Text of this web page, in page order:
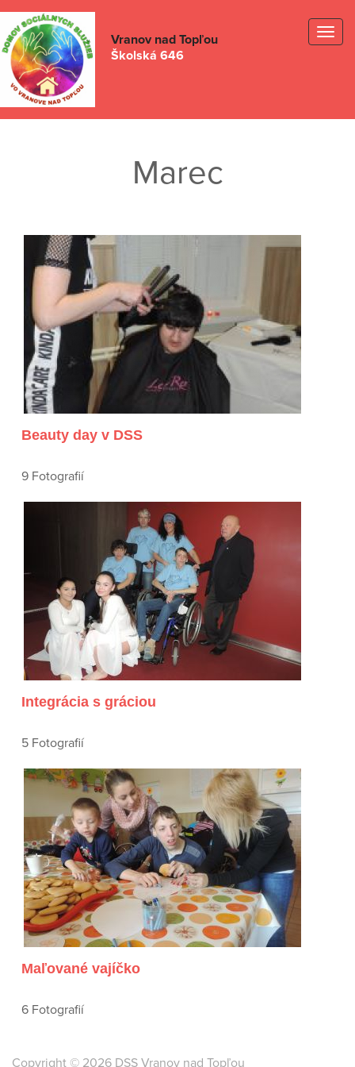
Vranov nad Topľou
Školská 646
Marec
Beauty day v DSS
9 Fotografií
Integrácia s gráciou
5 Fotografií
Maľované vajíčko
6 Fotografií
Copyright © 2026 DSS Vranov nad Topľou